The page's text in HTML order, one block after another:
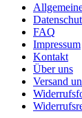
FAQ
Impressum
Kontakt
Über uns
Versand